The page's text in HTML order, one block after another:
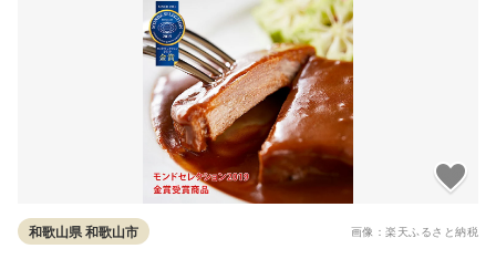
ルト 簡単調理 ご飯のお供 ギフト 詰め合わせ お取り寄
せ 通販 送料無料 ふるさと納税
画像：楽天ふるさと納税
和歌山県 和歌山市